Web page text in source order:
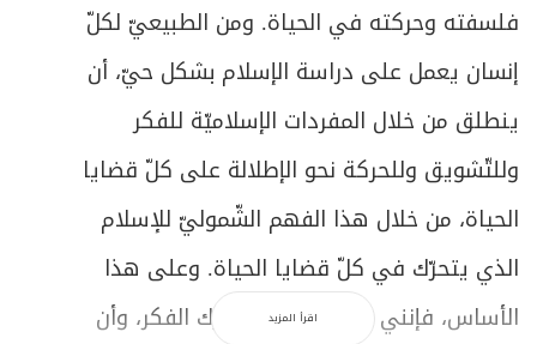
فلسفته وحركته في الحياة. ومن الطبيعيّ لكلّ
إنسان يعمل على دراسة الإسلام بشكل حيّ، أن
ينطلق من خلال المفردات الإسلاميّة للفكر
وللتّشويق وللحركة نحو الإطلالة على كلّ قضايا
الحياة، من خلال هذا الفهم الشّموليّ للإسلام
الذي يتحرّك في كلّ قضايا الحياة. وعلى هذا
الأساس، فإنني كنت أحاول أن أحرّك الفكر، وأن
اقرأ المزيد